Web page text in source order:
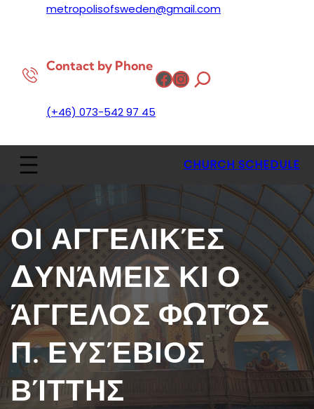
metropolisofsweden@gmail.com
Contact by Phone
(+46) 073-542 97 45
Facebook
Instagram
CHURCH SCHEDULE
ΟΙ ΑΓΓΕΛΙΚΈΣ
ΔΥΝΆΜΕΙΣ ΚΙ Ο
ΆΓΓΕΛΟΣ ΦΩΤΌΣ
Π. ΕΥΣΈΒΙΟΣ
ΒΊΤΤΗΣ